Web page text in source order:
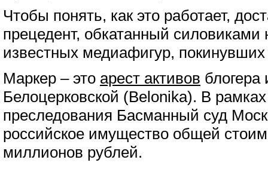
Чтобы понять, как это работает,
прецедент, обкатанный
известных медиафигур, покинувших
Маркер – это арест активов блогера
Белоцерковской (Belonika). В рамках
преследования Басманный суд
российское имущество общей
миллионов рублей.